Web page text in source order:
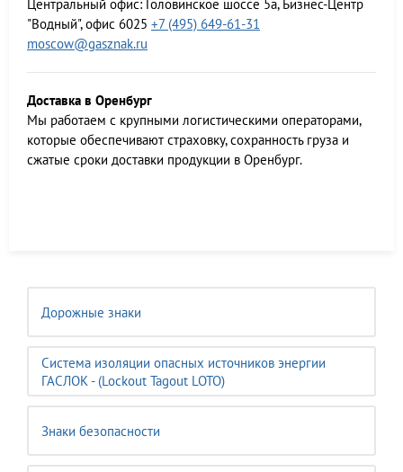
Дорожные знаки
Система изоляции опасных источников энергии
ГАСЛОК - (Lockout Tagout LOTO)
Знаки безопасности
Центральный офис: Головинское шоссе 5а, Бизнес-Центр
"Водный", офис 6025 +7 (495) 649-61-31
moscow@gasznak.ru
Доставка в Оренбург
Мы работаем c крупными логистическими операторами,
которые обеспечивают страховку, сохранность груза и
сжатые сроки доставки продукции в Оренбург.